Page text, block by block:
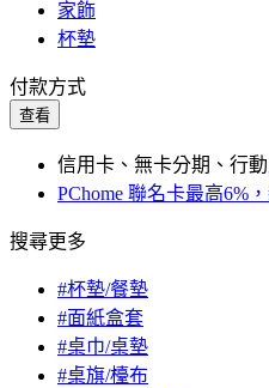
家飾
杯墊
付款方式
查看
信用卡、無卡分期、行
PChome 聯名卡最高6%
搜尋更多
#杯墊/餐墊
#面紙盒套
#桌巾/桌墊
#桌旗/檯布